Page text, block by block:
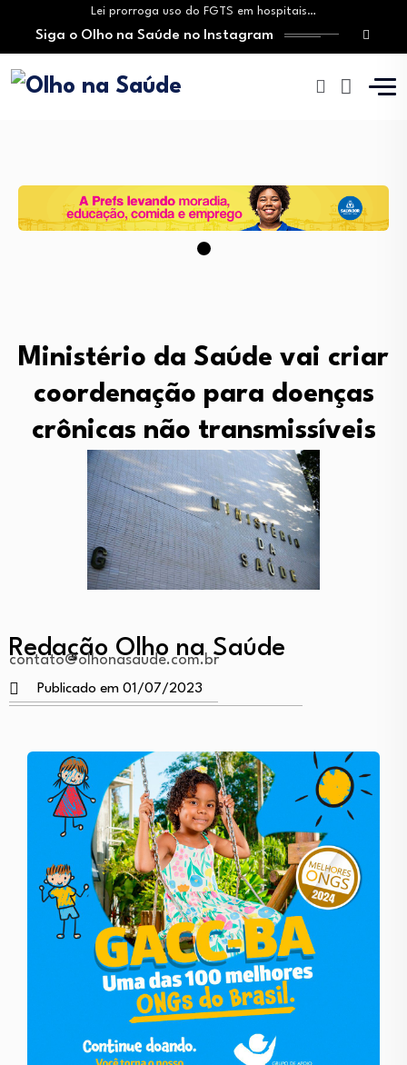
Lei prorroga uso do FGTS em hospitais…
Brasil registra alta taxa de diagnósticos tardios…
Aleitamento materno: Salvador amplia ações de incentivo…
Siga o Olho na Saúde no Instagram
Ministério da Saúde vai criar
coordenação para doenças
crônicas não transmissíveis
Redação Olho na Saúde
contato@olhonasaude.com.br
Publicado em 01/07/2023